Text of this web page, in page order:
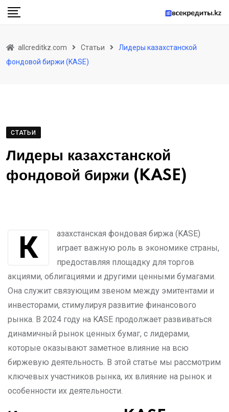
Skip
allcreditkz.com Статьи
Лидеры казахстанской
фондовой биржи (KASE)
СТАТЬИ
Лидеры казахстанской
фондовой биржи (KASE)
Казахстанская фондовая биржа (KASE)
играет важную роль в экономике страны,
предоставляя площадку для торгов
акциями, облигациями и другими ценными бумагами.
Она служит связующим звеном между эмитентами и
инвесторами, стимулируя развитие финансового
рынка. В 2024 году на KASE продолжает развиваться
динамичный рынок ценных бумаг, с лидерами,
которые оказывают заметное влияние на всю
биржевую деятельность. В этой статье мы рассмотрим
ключевых участников рынка, их влияние на рынок и
особенности их деятельности.